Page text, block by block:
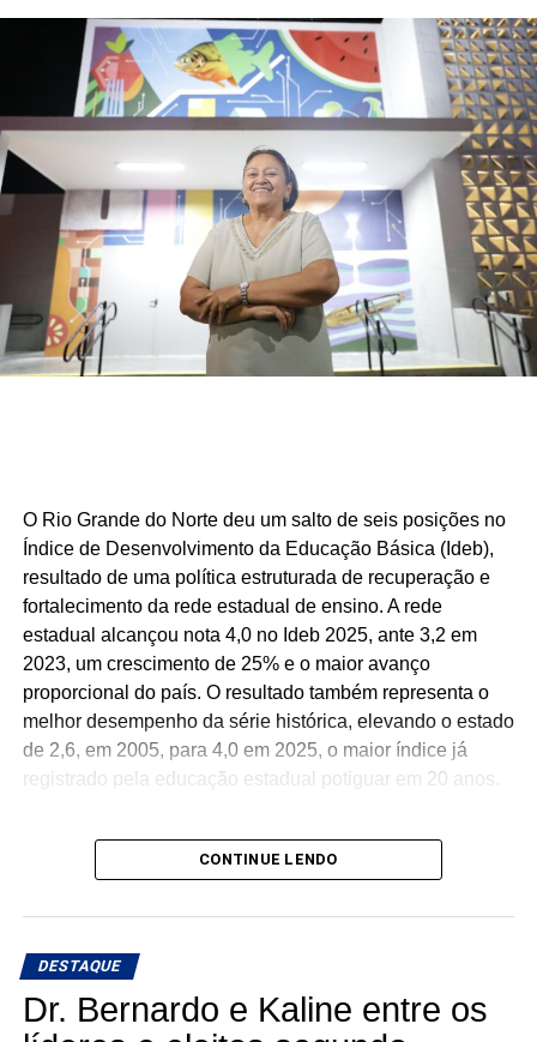
O Rio Grande do Norte deu um salto de seis posições no
Índice de Desenvolvimento da Educação Básica (Ideb),
resultado de uma política estruturada de recuperação e
fortalecimento da rede estadual de ensino. A rede
estadual alcançou nota 4,0 no Ideb 2025, ante 3,2 em
2023, um crescimento de 25% e o maior avanço
proporcional do país. O resultado também representa o
melhor desempenho da série histórica, elevando o estado
de 2,6, em 2005, para 4,0 em 2025, o maior índice já
registrado pela educação estadual potiguar em 20 anos.
Desde 2019, o Governo Fátima Bezerra tem investido na
melhoria da infraestrutura escolar, com cerca de 230
climatização das salas de aula. Também destinou R$ 193
milhões para inovação e tecnologia, universalizando a
internet de alta velocidade nas escolas e ampliando
CONTINUE LENDO
DESTAQUE
Dr. Bernardo e Kaline entre os